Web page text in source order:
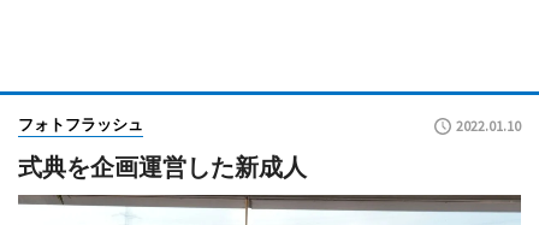
フォトフラッシュ 2022.01.10
式典を企画運営した新成人